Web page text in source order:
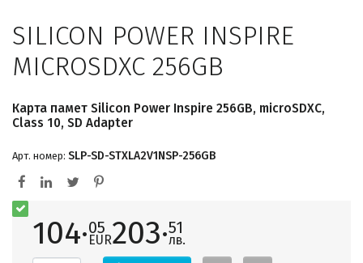
SILICON POWER INSPIRE
MICROSDXC 256GB
Карта памет Silicon Power Inspire 256GB, microSDXC,
Class 10, SD Adapter
Арт. номер: SLP-SD-STXLA2V1NSP-256GB
104·05
EUR203·51
лв.